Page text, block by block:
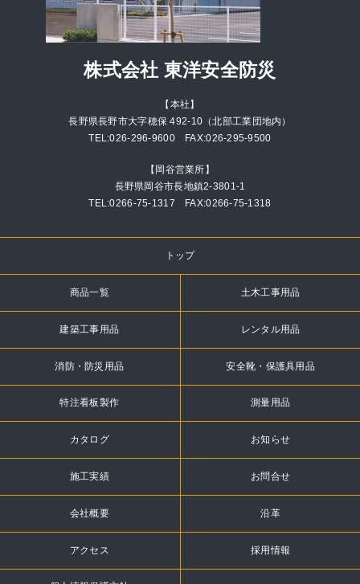
株式会社 東洋安全防災
【本社】
長野県長野市大字穂保 492-10（北部工業団地内）
TEL:026-296-9600 FAX:026-295-9500
【岡谷営業所】
長野県岡谷市長地鎮2-3801-1
TEL:0266-75-1317 FAX:0266-75-1318
トップ
商品一覧 土木工事用品
建築工事用品 レンタル用品
消防・防災用品 安全靴・保護具用品
特注看板製作 測量用品
カタログ お知らせ
施工実績 お問合せ
会社概要 沿革
アクセス 採用情報